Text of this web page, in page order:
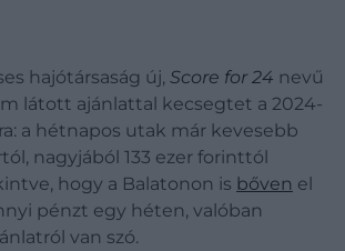
hajótársaság új, Score for 24 nevű
látott ajánlattal kecsegtet a 2024-
a hétnapos utak már kevesebb
nagyjából 133 ezer forinttól
hogy a Balatonon is bőven el
pénzt egy héten, valóban
van szó.